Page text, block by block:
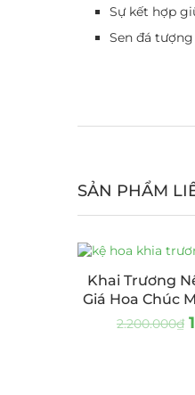
Sự kết hợp
Sen đá
SẢN PHẨM
Khai Trương
Giá Hoa Chúc
2.200.000₫